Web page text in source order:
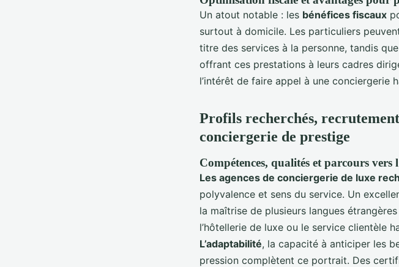
Un atout notable : les bénéfices fiscaux
surtout à domicile. Les particuliers
titre des services à la personne, tandis
offrant ces prestations à leurs cadres
l’intérêt de faire appel à une conciergerie
Profils recherchés,
conciergerie de prestige
Compétences, qualités et parcours vers
Les agences de conciergerie de luxe
polyvalence et sens du service. Un
la maîtrise de plusieurs langues
l’hôtellerie de luxe ou le service clientèle
L’adaptabilité, la capacité à anticiper les
pression complètent ce portrait. Des